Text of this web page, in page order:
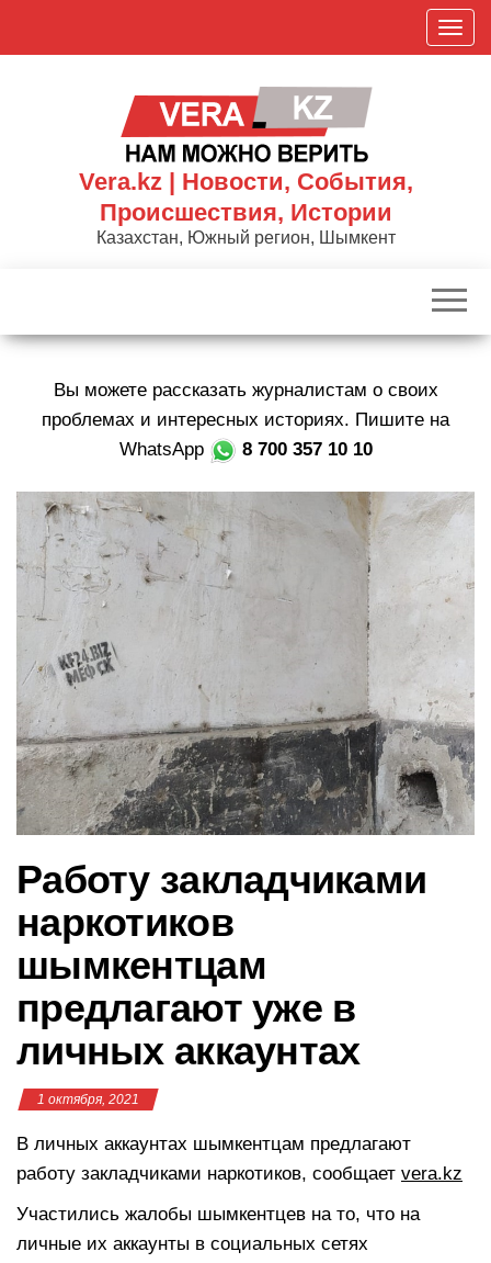
П
о
к
р
в
г
а
ц
и
ю
Vera.kz | Новости, События,
Происшествия, Истории
Казахстан, Южный регион, Шымкент
Вы можете рассказать журналистам о своих
проблемах и интересных историях. Пишите на
WhatsApp
8 700 357 10 10
Работу закладчиками
наркотиков
шымкентцам
предлагают уже в
личных аккаунтах
1 октября, 2021
В личных аккаунтах шымкентцам предлагают
работу закладчиками наркотиков, сообщает vera.kz
Участились жалобы шымкентцев на то, что на
личные их аккаунты в социальных сетях